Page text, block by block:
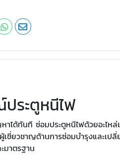
ระตูหนีไฟ
ได้ทันที ซ่อมประตูหนีไฟด้วยอะไ
ชี่ยวชาญด้านการซ่อมบำรุงและเ
มาตรฐาน